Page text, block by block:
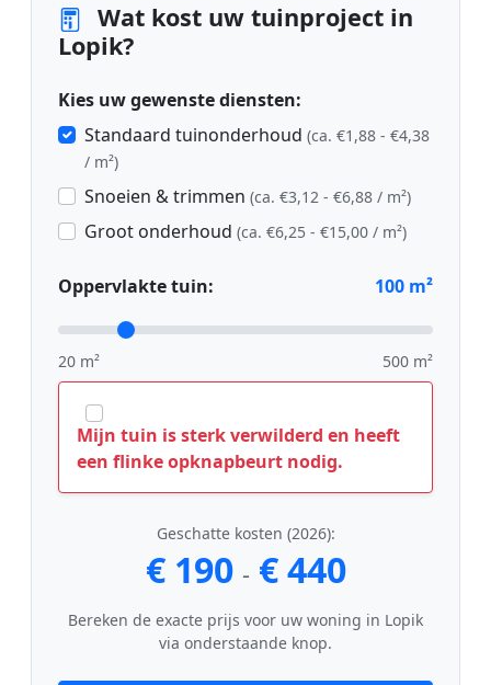
Wat kost uw tuinproject in
Lopik?
Kies uw gewenste diensten:
Standaard tuinonderhoud (ca. €1,88 - €4,38
/ m²)
Snoeien & trimmen (ca. €3,12 - €6,88 / m²)
Groot onderhoud (ca. €6,25 - €15,00 / m²)
Oppervlakte tuin: 100 m²
20 m² 500 m²
Mijn tuin is sterk verwilderd en heeft
een flinke opknapbeurt nodig.
Geschatte kosten (2026):
€ 190 - € 440
Bereken de exacte prijs voor uw woning in Lopik
via onderstaande knop.